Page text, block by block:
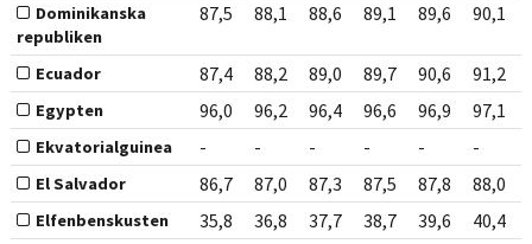
Dominikanska
republiken
87,5 88,1 88,6 89,1 89,6 90,1
Ecuador 87,4 88,2 89,0 89,7 90,6 91,2
Egypten 96,0 96,2 96,4 96,6 96,9 97,1
Ekvatorialguinea - - - - - -
El Salvador 86,7 87,0 87,3 87,5 87,8 88,0
Elfenbenskusten 35,8 36,8 37,7 38,7 39,6 40,4